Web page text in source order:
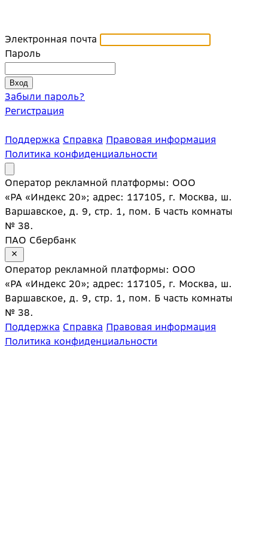
Электронная почта
Пароль
Забыли пароль?
Регистрация
Поддержка Справка Правовая информация
Политика конфиденциальности
Оператор рекламной платформы: ООО
«РА «Индекс 20»; адрес: 117105, г. Москва, ш.
Варшавское, д. 9, стр. 1, пом. Б часть комнаты
№ 38.
ПАО Сбербанк
Оператор рекламной платформы: ООО
«РА «Индекс 20»; адрес: 117105, г. Москва, ш.
Варшавское, д. 9, стр. 1, пом. Б часть комнаты
№ 38.
Поддержка Справка Правовая информация
Политика конфиденциальности